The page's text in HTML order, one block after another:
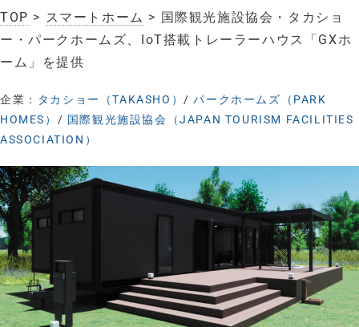
TOP > スマートホーム > 国際観光施設協会・タカショ
ー・パークホームズ、IoT搭載トレーラーハウス「GXホ
ーム」を提供
企業： タカショー（TAKASHO）/パークホームズ（PARK
HOMES） / 国際観光施設協会（JAPAN TOURISM FACILITIES
ASSOCIATION）